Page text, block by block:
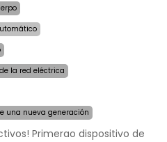
la red eléctrica
una nueva generación
Primerao dispositivo de